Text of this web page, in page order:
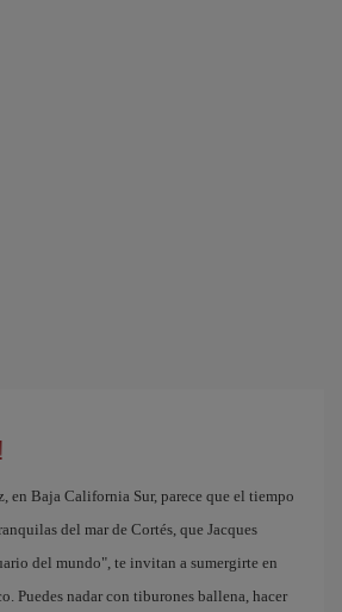
en Baja California Sur, parece que el tiempo
del mar de Cortés, que Jacques
del mundo", te invitan a sumergirte en
Puedes nadar con tiburones ballena, hacer